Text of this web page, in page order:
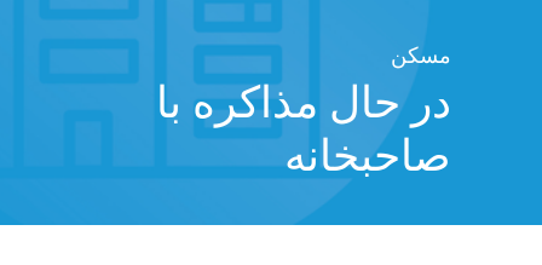
مسکن
در حال مذاکره با
صاحبخانه